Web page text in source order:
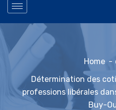
Home
Détermination des
professions libérales
Buy-